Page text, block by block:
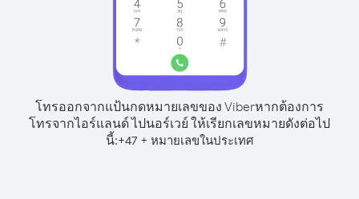
โทรออกจากแป้นกดหมายเลขของ Viberหากต้องการ
โทรจากไอร์แลนด์ ไปนอร์เวย์ ให้เรียกเลขหมายดังต่อไป
นี้:+47+ หมายเลขในประเทศ